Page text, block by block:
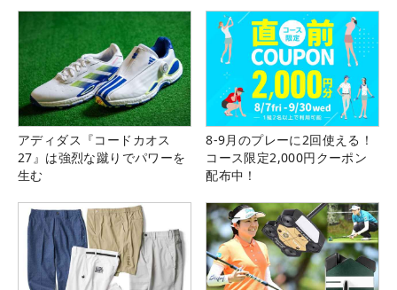
アディダス『コードカオス
27』は強烈な蹴りでパワーを
生む
8-9月のプレーに2回使える！
コース限定2,000円クーポン
配布中！